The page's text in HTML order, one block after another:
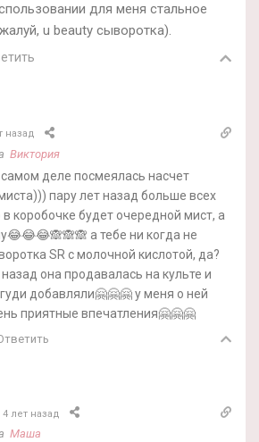
для меня стальное
u beauty сыворотка).
назад
Виктория
деле посмеялась насчет
пару лет назад больше всех
в коробочке будет очередной мист, а
а тебе ни когда не
SR с молочной кислотой, да?
она продавалась на культе и
добавляли🤗🤗🤗 у меня о ней
приятные впечатления🤗🤗🤗
4 лет назад
Маша